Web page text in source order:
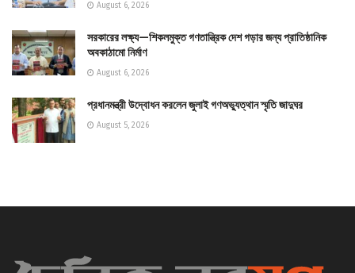
August 6, 2026
সরকারের লক্ষ্য—শিকলমুক্ত গণতান্ত্রিক দেশ গড়ার জন্য প্রাতিষ্ঠানিক
অবকাঠামো নির্মাণ
August 6, 2026
প্রধানমন্ত্রী উদ্বোধন করলেন জুলাই গণঅভ্যুত্থান স্মৃতি জাদুঘর
August 5, 2026